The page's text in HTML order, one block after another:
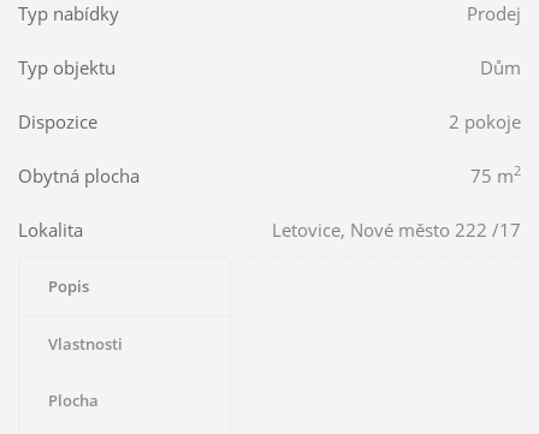
Typ nabídky Prodej
Typ objektu Dům
Dispozice 2 pokoje
Obytná plocha 75 m2
Lokalita Letovice, Nové město 222 /17
Popis
Vlastnosti
Plocha